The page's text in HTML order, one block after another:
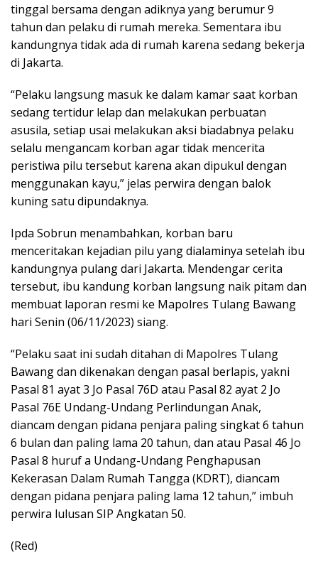
tinggal bersama dengan adiknya yang berumur 9
tahun dan pelaku di rumah mereka. Sementara ibu
kandungnya tidak ada di rumah karena sedang bekerja
di Jakarta.
“Pelaku langsung masuk ke dalam kamar saat korban
sedang tertidur lelap dan melakukan perbuatan
asusila, setiap usai melakukan aksi biadabnya pelaku
selalu mengancam korban agar tidak mencerita
peristiwa pilu tersebut karena akan dipukul dengan
menggunakan kayu,” jelas perwira dengan balok
kuning satu dipundaknya.
Ipda Sobrun menambahkan, korban baru
menceritakan kejadian pilu yang dialaminya setelah ibu
kandungnya pulang dari Jakarta. Mendengar cerita
tersebut, ibu kandung korban langsung naik pitam dan
membuat laporan resmi ke Mapolres Tulang Bawang
hari Senin (06/11/2023) siang.
“Pelaku saat ini sudah ditahan di Mapolres Tulang
Bawang dan dikenakan dengan pasal berlapis, yakni
Pasal 81 ayat 3 Jo Pasal 76D atau Pasal 82 ayat 2 Jo
Pasal 76E Undang-Undang Perlindungan Anak,
diancam dengan pidana penjara paling singkat 6 tahun
6 bulan dan paling lama 20 tahun, dan atau Pasal 46 Jo
Pasal 8 huruf a Undang-Undang Penghapusan
Kekerasan Dalam Rumah Tangga (KDRT), diancam
dengan pidana penjara paling lama 12 tahun,” imbuh
perwira lulusan SIP Angkatan 50.
(Red)